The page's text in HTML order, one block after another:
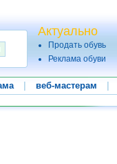
Актуально
Продать обувь
Реклама обуви
веб-мастерам